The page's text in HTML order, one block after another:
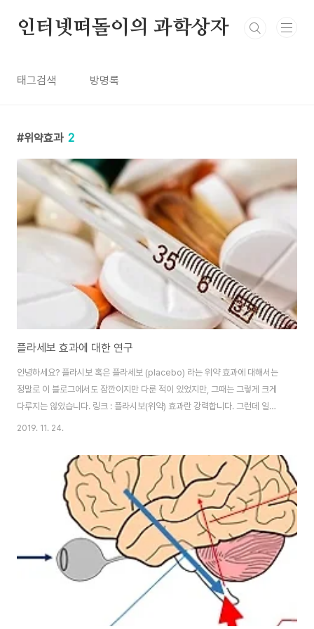
인터넷떠돌이의 과학상자
태그검색 방명록
위약효과 2
플라세보 효과에 대한 연구
안녕하세요? 플라시보 혹은 플라세보 (placebo) 라는 위약 효과에 대해서는
정말로 이 블로그에서도 잠깐이지만 다룬 적이 있었지만, 그때는 그렇게 크게
다루지는 않았습니다. 링크 : 플라시보(위약) 효과란 강력합니다. 그런데 일본
에 있는 이화학 연구소의 생명기능과학 연구센터의 연구팀ㅂ이 2018년 11월
니다. 먼저 신약의 개발에서도 상당수의 경우에 있어서 저 '위약효과'보다 더 개
선이 되는 효과를 얻지 못해서 '약효가 있다' 라고 인정을 받지를 못하고 있으
며, 경우에 따라서는 이 '위약효과'만으로도 어떻게 치료의 효과를 보는 경우도
있기에 무어라 말하기는 상당히 곤란 하기는 합니다. 기존에는 뇌속에서 분비
가 되는 '내인성인 오피..
2019. 11. 24.